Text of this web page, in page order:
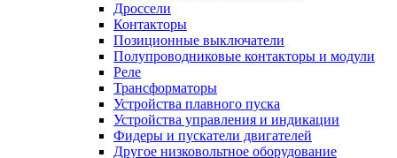
Дроссели
Контакторы
Позиционные выключатели
Полупроводниковые контакторы и модули
Реле
Трансформаторы
Устройства плавного пуска
Устройства управления и индикации
Фидеры и пускатели двигателей
Другое низковольтное оборудование